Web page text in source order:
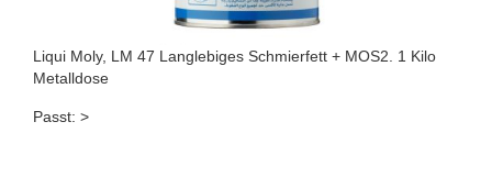
Liqui Moly, LM 47 Langlebiges Schmierfett + MOS2. 1 Kilo
Metalldose
Passt: >